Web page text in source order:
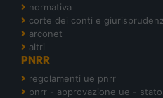
normativa
corte dei conti e
arconet
altri
PNRR
regolamenti ue pnrr
pnrr - approvazione ue -